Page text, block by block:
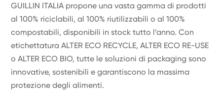
GUILLIN ITALIA propone una vasta gamma di prodotti
al 100% riciclabili, al 100% riutilizzabili o al 100%
compostabili, disponibili in stock tutto l’anno. Con
etichettatura ALTER ECO RECYCLE, ALTER ECO RE-USE
o ALTER ECO BIO, tutte le soluzioni di packaging sono
innovative, sostenibili e garantiscono la massima
protezione degli alimenti.